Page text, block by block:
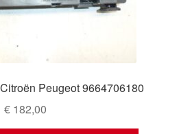
Peugeot 9664706180
€ 182,00